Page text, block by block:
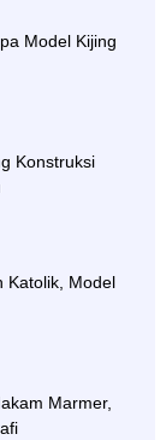
Model Kijing
Konstruksi
Katolik, Model
Marmer,